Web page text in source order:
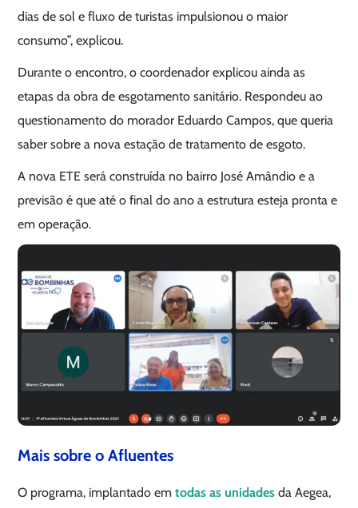
dias de sol e fluxo de turistas impulsionou o maior
consumo”, explicou.
Durante o encontro, o coordenador explicou ainda as
etapas da obra de esgotamento sanitário. Respondeu ao
questionamento do morador Eduardo Campos, que queria
saber sobre a nova estação de tratamento de esgoto.
A nova ETE será construída no bairro José Amândio e a
previsão é que até o final do ano a estrutura esteja pronta e
em operação.
Mais sobre o Afluentes
O programa, implantado emtodas as unidades da Aegea,